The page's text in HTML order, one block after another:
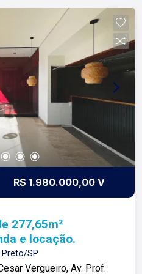
propósito e o
que fazemos. Todos
fortes e indeléveis
e clientes. Somos uma
tradicionalidade com o
da atualidade. A Lago é
Ribeirão Preto!
R$ 1.980.000,00 V
277,65m²
e locação.
SP
Vergueiro, Av. Prof.